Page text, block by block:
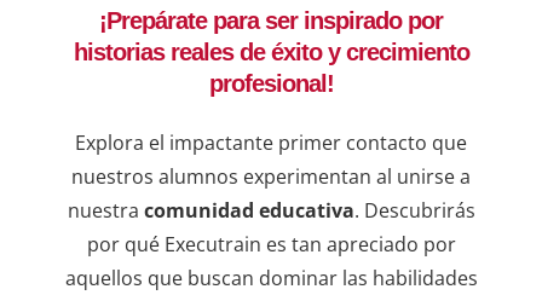
ejemplos utilizados ayudaron a
comprender mejor la importancia de
una buena administración para lograr
en línea están muy completos y además
de que hubo flexibilidad de parte del
instructor, y con amabilidad resolvió las
dudas que fuimos teniendo durante las
sesiones.
¡Prepárate para ser inspirado por
historias reales de éxito y crecimiento
profesional!
Explora el impactante primer contacto que
nuestros alumnos experimentan al unirse a
nuestra comunidad educativa. Descubrirás
por qué Executrain es tan apreciado por
aquellos que buscan dominar las habilidades